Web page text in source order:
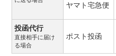
ヤマト宅急便
投函代行
直接相手に届け
る場合
ポスト投函